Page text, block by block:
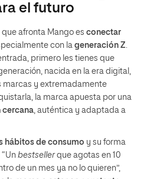
el futuro
afronta Mango es conectar
con la generación Z.
primero les tienes que
nacida en la era digital,
marcas y extremadamente
la marca apuesta por una
cercana, auténtica y adaptada a
hábitos de consumo y su forma
bestsellerque agotas en 10
de un mes ya no lo quieren”,